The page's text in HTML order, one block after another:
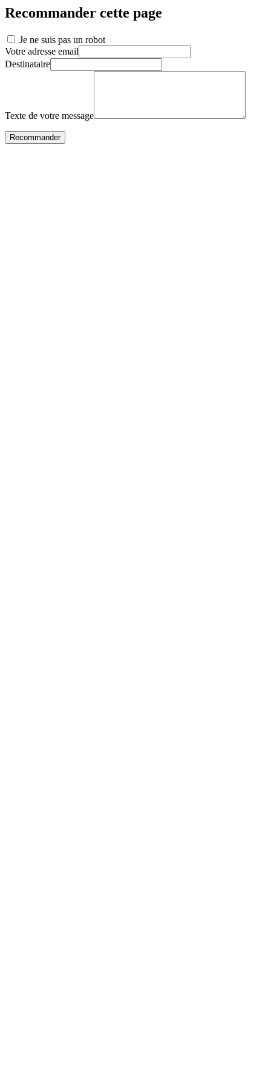
Recommander cette page
Je ne suis pas un robot
Votre adresse email
Destinataire
Texte de votre message